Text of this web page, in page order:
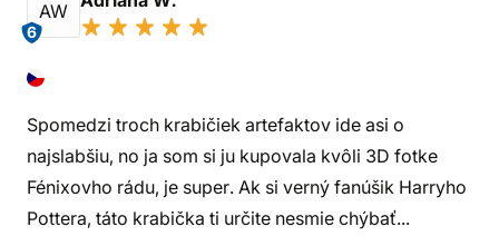
AW
6
Spomedzi troch krabičiek artefaktov ide asi o
najslabšiu, no ja som si ju kupovala kvôli 3D fotke
Fénixovho rádu, je super. Ak si verný fanúšik Harryho
Pottera, táto krabička ti určite nesmie chýbať...